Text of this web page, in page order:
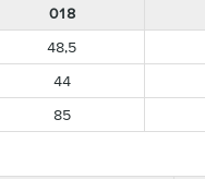
018
48,5
44
85